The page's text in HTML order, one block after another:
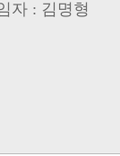
자 : 김명형